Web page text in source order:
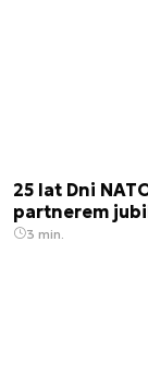
25 lat Dni
partnerem
3 min.